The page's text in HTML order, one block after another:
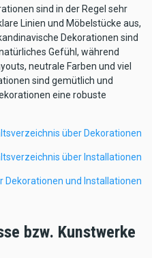
sind in der Regel sehr
Linien und Möbelstücke aus,
Dekorationen sind
Gefühl, während
neutrale Farben und viel
sind gemütlich und
eine robuste
über Dekorationen
über Installationen
Dekorationen und Installationen
bzw. Kunstwerke